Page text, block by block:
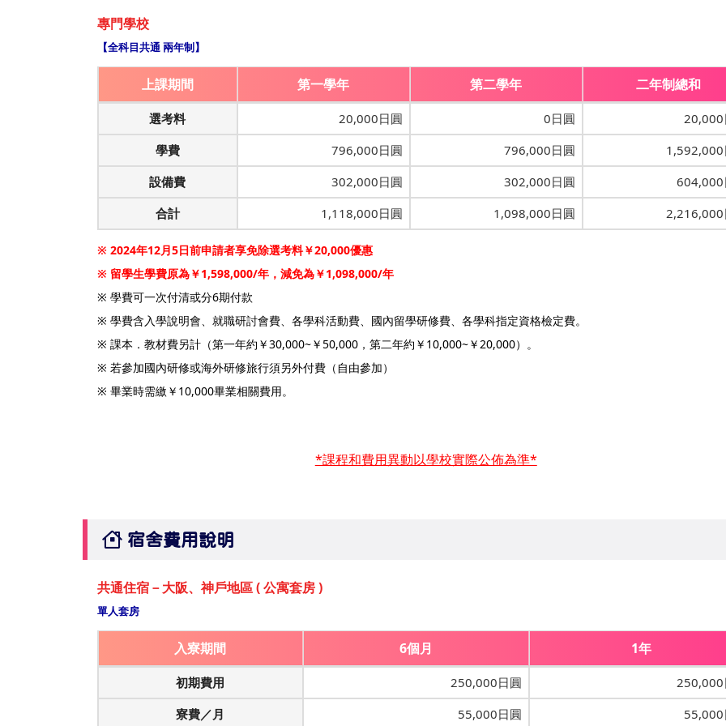
專門學校
【全科目共通 兩年制】
上課期間 第一學年 第二學年 二年制總和
選考料 20,000日圓 0日圓
20,000
學費
796,000日圓 796,000日圓
1,592,000
設備費
302,000日圓 302,000日圓
604,000
合計
1,118,000日圓 1,098,000日圓 2,216,000
※ 2024年12月5日前申請者享免除選考料￥20,000優惠
※ 留學生學費原為￥1,598,000/年，減免為￥1,098,000/年
※ 學費可一次付清或分6期付款
※ 學費含入學說明會、就職研討會費、各學科活動費、國內留學研修費、各學科指定資格檢定費。
※ 課本．教材費另計（第一年約￥30,000~￥50,000，第二年約￥10,000~￥20,000）。
※ 若參加國內研修或海外研修旅行須另外付費（自由參加）
※ 畢業時需繳￥10,000畢業相關費用。
*課程和費用異動以學校實際公佈為準*
宿舍費用說明
共通住宿－大阪、神戶地區 ( 公寓套房 )
單人套房
入寮期間 6個月 1年
初期費用 250,000日圓
250,000
寮費／月
55,000日圓 55,000